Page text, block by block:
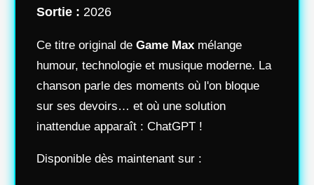
Sortie : 2026
Ce titre original de Game Max mélange
humour, technologie et musique moderne. La
chanson parle des moments où l'on bloque
sur ses devoirs… et où une solution
inattendue apparaît : ChatGPT !
Disponible dès maintenant sur :